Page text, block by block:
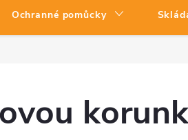
Ochranné pomůcky